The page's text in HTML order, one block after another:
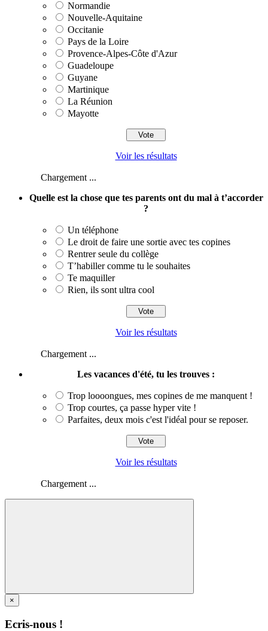
Normandie
Nouvelle-Aquitaine
Occitanie
Pays de la Loire
Provence-Alpes-Côte d'Azur
Guadeloupe
Guyane
Martinique
La Réunion
Mayotte
Voir les résultats
Chargement ...
Quelle est la chose que tes parents ont du mal à t’accorder
?
Un téléphone
Le droit de faire une sortie avec tes copines
Rentrer seule du collège
T’habiller comme tu le souhaites
Te maquiller
Rien, ils sont ultra cool
Voir les résultats
Chargement ...
Les vacances d'été, tu les trouves :
Trop loooongues, mes copines de me manquent !
Trop courtes, ça passe hyper vite !
Parfaites, deux mois c'est l'idéal pour se reposer.
Voir les résultats
Chargement ...
×
Ecris-nous !